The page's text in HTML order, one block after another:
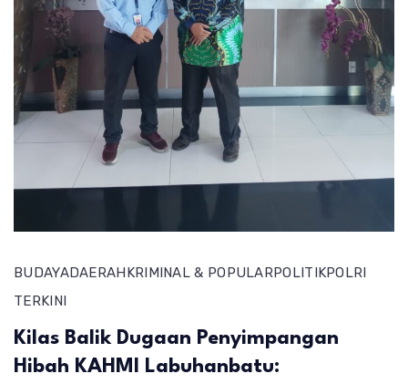
BUDAYADAERAH KRIMINAL & POPULARPOLITIKPOLRI
TERKINI
Kilas Balik Dugaan Penyimpangan
Hibah KAHMI Labuhanbatu: